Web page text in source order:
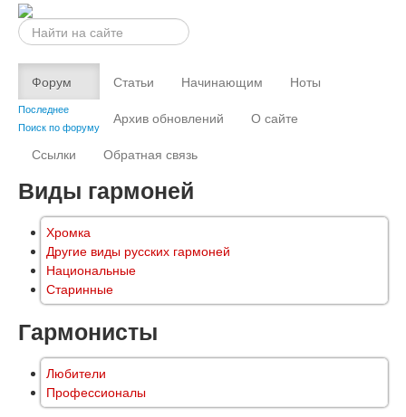
Искать...
Форум
Последнее
Поиск по форуму
Статьи Начинающим
Ноты
Архив обновлений
О сайте
Ссылки
Обратная связь
Виды гармоней
Хромка
Другие виды русских гармоней
Национальные
Старинные
Гармонисты
Любители
Профессионалы